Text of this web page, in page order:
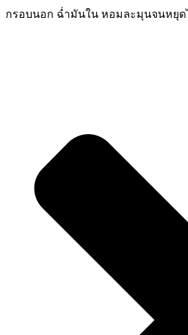
กรอบนอก ฉ่ำมันใน หอมละมุนจนหยุด